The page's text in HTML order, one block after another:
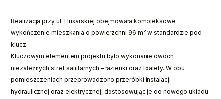
Realizacja przy ul. Husarskiej obejmowała kompleksowe
wykończenie mieszkania o powierzchni 96 m² w standardzie pod
klucz.
Kluczowym elementem projektu było wykonanie dwóch
niezależnych stref sanitarnych – łazienki oraz toalety. W obu
pomieszczeniach przeprowadzono przeróbki instalacji
hydraulicznej oraz elektrycznej, dostosowując je do nowego układu